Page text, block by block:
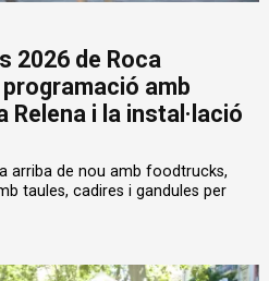
2026 de Roca
amb
Relena i la instal·lació
arriba de nou amb foodtrucks,
taules, cadires i gandules per